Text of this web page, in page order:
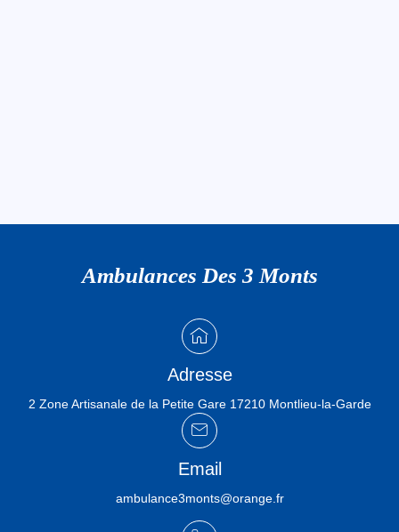
Ambulances Des 3 Monts
Adresse
2 Zone Artisanale de la Petite Gare 17210 Montlieu-la-Garde
Email
ambulance3monts@orange.fr